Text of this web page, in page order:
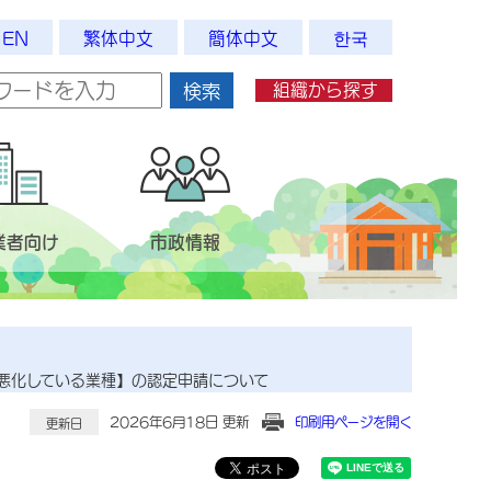
EN 繁体中文 簡体中文 한국
検索 組織から探す
者向け 市政情報
化している業種】の認定申請について
更新日 2026年6月18日 更新 印刷用ページを開く